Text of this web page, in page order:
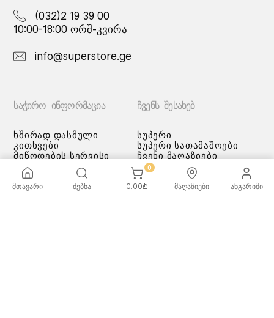
(032)2 19 39 00
10:00-18:00 ორშ-კვირა
info@superstore.ge
ᲡᲐᲭᲘᲠᲝ ᲘᲜᲤᲝᲠᲛᲐᲪᲘᲐ
ხშირად დასმული
კითხვები
მიწოდების სერვისი
გადახდის მეთოდები
სამომხმარებლო
შეთანმხება
ᲩᲕᲔᲜᲡ ᲨᲔᲡᲐᲮᲔᲑ
სუპერი
სუპერი სათამაშოები
ჩვენი მაღაზიები
მთავარი ძებნა
0
0.00₾ მაღაზიები ანგარიში